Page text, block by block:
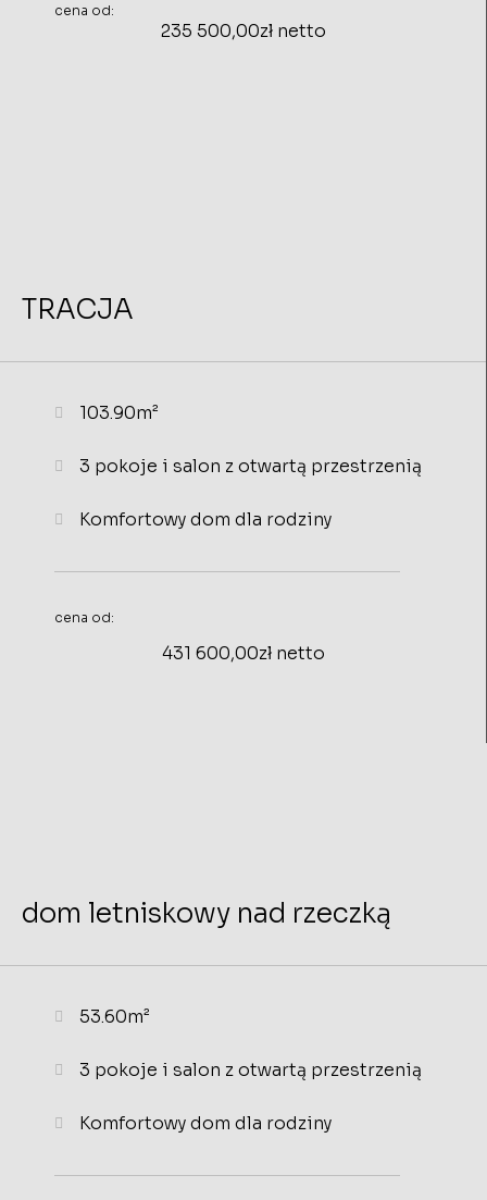
cena od:
235 500,00zł netto
TRACJA
103.90m²
3 pokoje i salon z otwartą przestrzenią
Komfortowy dom dla rodziny
cena od:
431 600,00zł netto
dom letniskowy nad rzeczką
53.60m²
3 pokoje i salon z otwartą przestrzenią
Komfortowy dom dla rodziny